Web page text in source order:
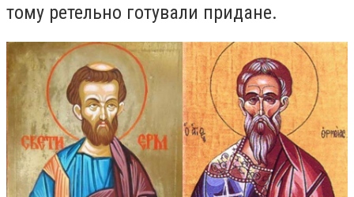
тому ретельно готували придане.